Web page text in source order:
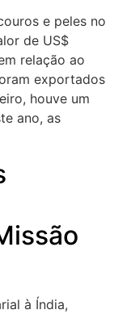
e peles no
de US$
relação ao
exportados
houve um
ano, as
à Índia,